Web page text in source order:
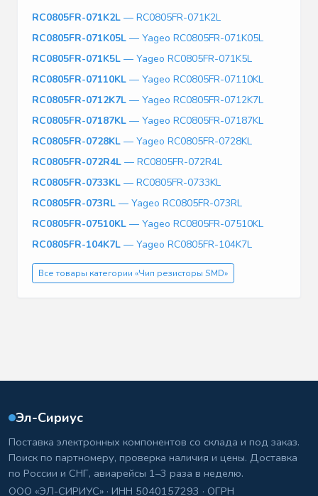
RC0805FR-071K2L — RC0805FR-071K2L
RC0805FR-071K05L — Yageo RC0805FR-071K05L
RC0805FR-071K5L — Yageo RC0805FR-071K5L
RC0805FR-07110KL — Yageo RC0805FR-07110KL
RC0805FR-0712K7L — Yageo RC0805FR-0712K7L
RC0805FR-07187KL — Yageo RC0805FR-07187KL
RC0805FR-0728KL — Yageo RC0805FR-0728KL
RC0805FR-072R4L — RC0805FR-072R4L
RC0805FR-0733KL — RC0805FR-0733KL
RC0805FR-073RL — Yageo RC0805FR-073RL
RC0805FR-07510KL — Yageo RC0805FR-07510KL
RC0805FR-104K7L — Yageo RC0805FR-104K7L
Все товары категории «Чип резисторы SMD»
Эл-Сириус
Поставка электронных компонентов со склада и под заказ.
Поиск по партномеру, проверка наличия и цены. Доставка
по России и СНГ, авиарейсы 1–3 раза в неделю.
ООО «ЭЛ-СИРИУС» · ИНН 5040157293 · ОГРН